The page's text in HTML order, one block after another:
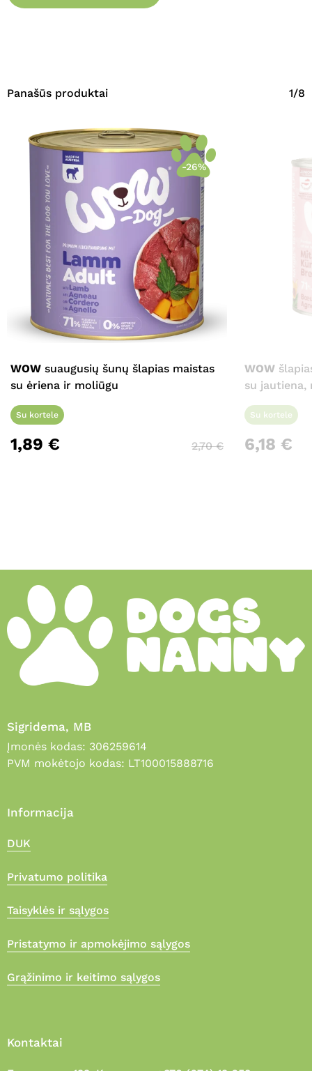
Panašūs produktai 1/8
-26%
WOW suaugusių šunų šlapias maistas
su ėriena ir moliūgu
Su kortele
1,89 € 2,70€
WOW
su jautiena,
Su kortele
6,18 €
Sigridema, MB
Įmonės kodas: 306259614
PVM mokėtojo kodas: LT100015888716
Informacija
DUK
Privatumo politika
Taisyklės ir sąlygos
Pristatymo ir apmokėjimo sąlygos
Grąžinimo ir keitimo sąlygos
Kontaktai